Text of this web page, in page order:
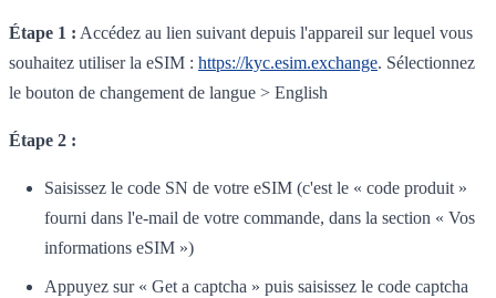
Étape 1 : Accédez au lien suivant depuis l'appareil sur lequel vous
souhaitez utiliser la eSIM : https://kyc.esim.exchange. Sélectionnez
le bouton de changement de langue > English
Étape 2 :
Saisissez le code SN de votre eSIM (c'est le « code produit »
fourni dans l'e-mail de votre commande, dans la section « Vos
informations eSIM »)
Appuyez sur « Get a captcha » puis saisissez le code captcha